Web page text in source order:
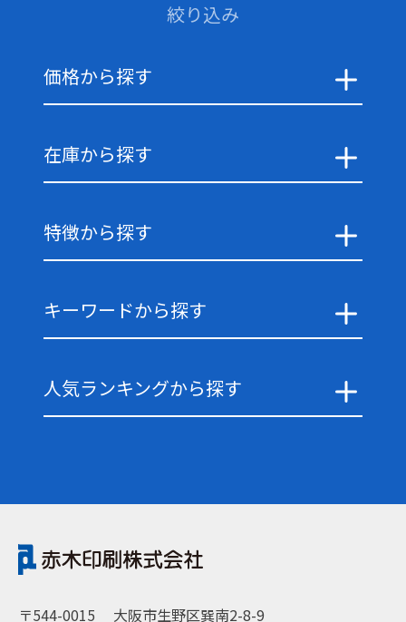
絞り込み
価格から探す
在庫から探す
特徴から探す
キーワードから探す
人気ランキングから探す
〒544-0015
大阪市生野区巽南2-8-9